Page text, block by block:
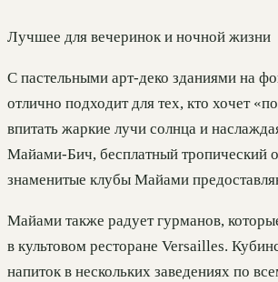
Лучшее для вечеринок и ночной жизни
С пастельными арт-деко зданиями на
отлично подходит для тех, кто хочет
впитать жаркие лучи солнца и
Майами-Бич, бесплатный тропический
знаменитые клубы Майами
Майами также радует гурманов,
в культовом ресторане Versailles.
напиток в нескольких заведениях по